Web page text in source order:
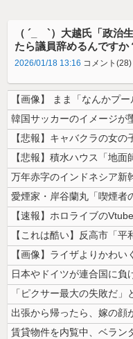
（ ´_ゝ`）大越氏「政治
たら議員辞めるんです
2026/01/18 13:16 コメント(28)
韓国サッカーのイメージが
日本やドイツが連合国に負